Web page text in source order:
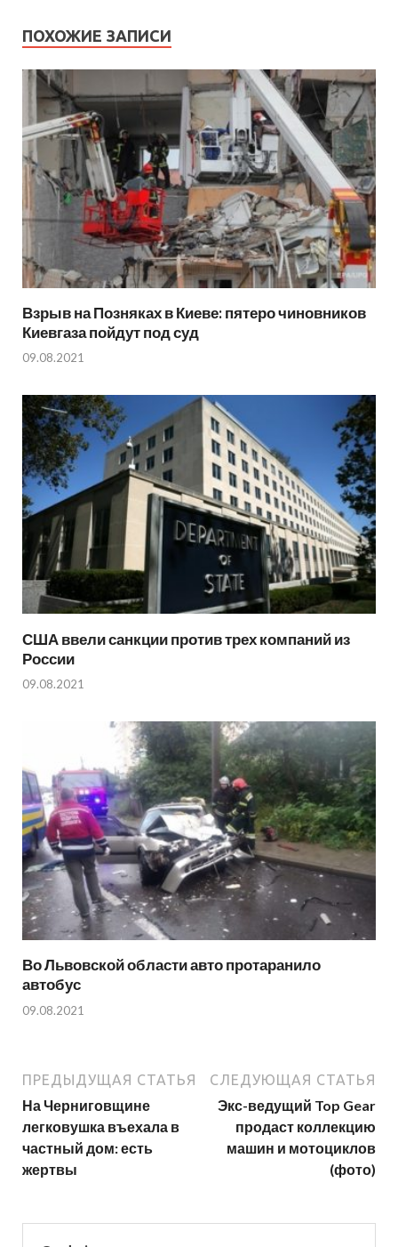
ПОХОЖИЕ ЗАПИСИ
Взрыв на Позняках в Киеве: пятеро чиновников
Киевгаза пойдут под суд
09.08.2021
США ввели санкции против трех компаний из
России
09.08.2021
Во Львовской области авто протаранило
автобус
09.08.2021
ПРЕДЫДУЩАЯ СТАТЬЯ
На Черниговщине
легковушка въехала в
частный дом: есть
жертвы
СЛЕДУЮЩАЯ СТАТЬЯ
Экс-ведущий Top Gear
продаст коллекцию
машин и мотоциклов
(фото)